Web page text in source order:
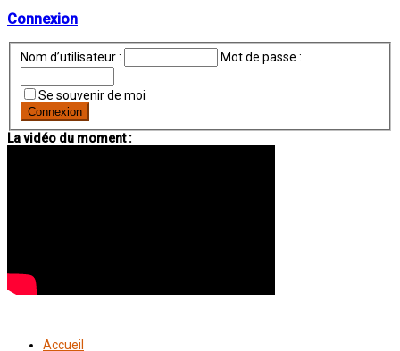
Connexion
Nom d’utilisateur : Mot de passe :
Se souvenir de moi
La vidéo du moment :
Accueil